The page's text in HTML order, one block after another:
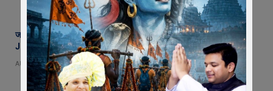
जावरा की माइलस्टोन अकैडमी का शानदार प्रदर्शन, 2 छात्र NEET और 2 छात्र
JEE में चयनित
AUGUST 7, 2026